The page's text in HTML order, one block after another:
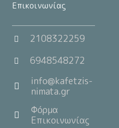
Επικοινωνίας
2108322259
6948548272
info@kafetzis-
nimata.gr
Φόρμα
Επικοινωνίας